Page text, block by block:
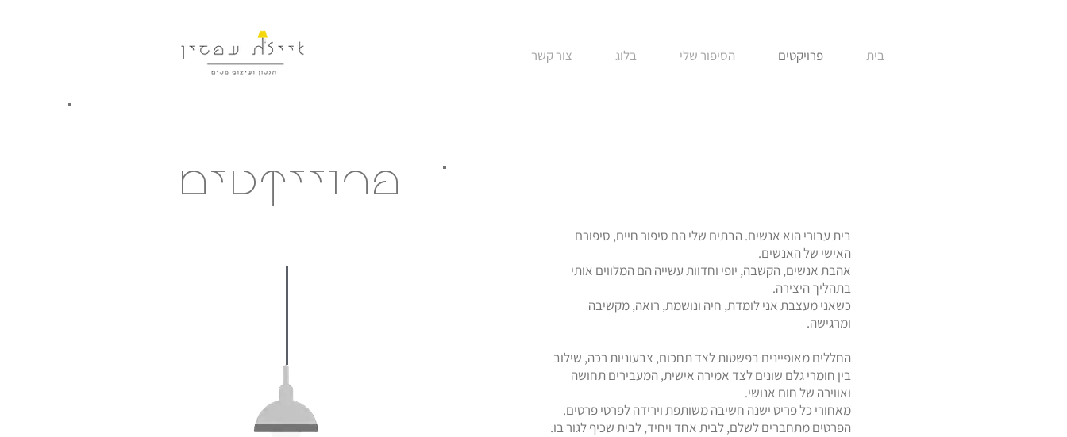
בית פרויקטים הסיפור שלי בלוג צור קשר
בית עבורי הוא אנשים. הבתים שלי הם סיפור חיים, סיפורם
האישי של האנשים.
אהבת אנשים, הקשבה, יופי וחדוות עשייה הם המלווים אותי
בתהליך היצירה.
כשאני מעצבת אני לומדת, חיה ונושמת, רואה, מקשיבה
ומרגישה.
החללים מאופיינים בפשטות לצד תחכום, צבעוניות רכה, שילוב
בין חומרי גלם שונים לצד אמירה אישית, המעבירים תחושה
ואווירה של חום אנושי.
מאחורי כל פריט ישנה חשיבה משותפת וירידה לפרטי פרטים.
הפרטים מתחברים לשלם, לבית אחד ויחיד, לבית שכיף לגור בו.
פרוייקטים